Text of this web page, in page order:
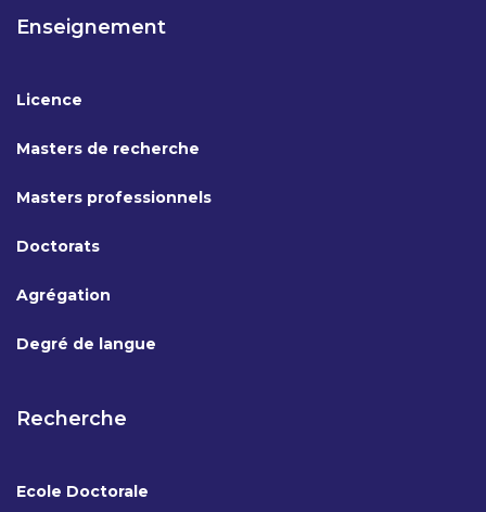
Enseignement
Licence
Masters de recherche
Masters professionnels
Doctorats
Agrégation
Degré de langue
Recherche
Ecole Doctorale